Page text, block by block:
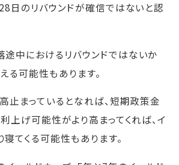
28日のリバウンドが確信ではないと認
途中におけるリバウンドではないか
る可能性もあります。
止まっているとなれば、短期政策金
上げ可能性がより高まってくれば、イ
てくる可能性もあります。